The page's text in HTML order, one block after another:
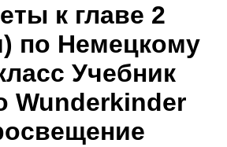
к главе 2
по Немецкому
Учебник
Wunderkinder